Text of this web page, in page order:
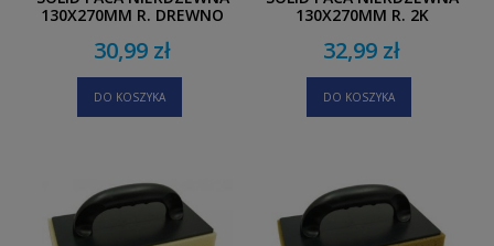
130X270MM R. DREWNO
30,99 zł
DO KOSZYKA
130X270MM R. 2K
32,99 zł
DO KOSZYKA